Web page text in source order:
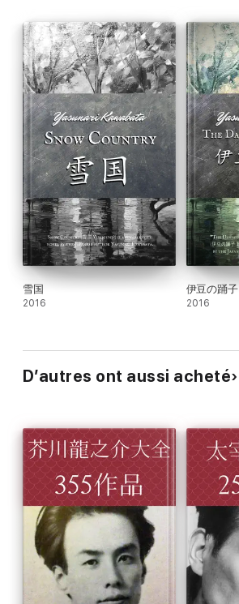
雪国
2016
伊豆の踊子
2016
D’autres ont aussi acheté